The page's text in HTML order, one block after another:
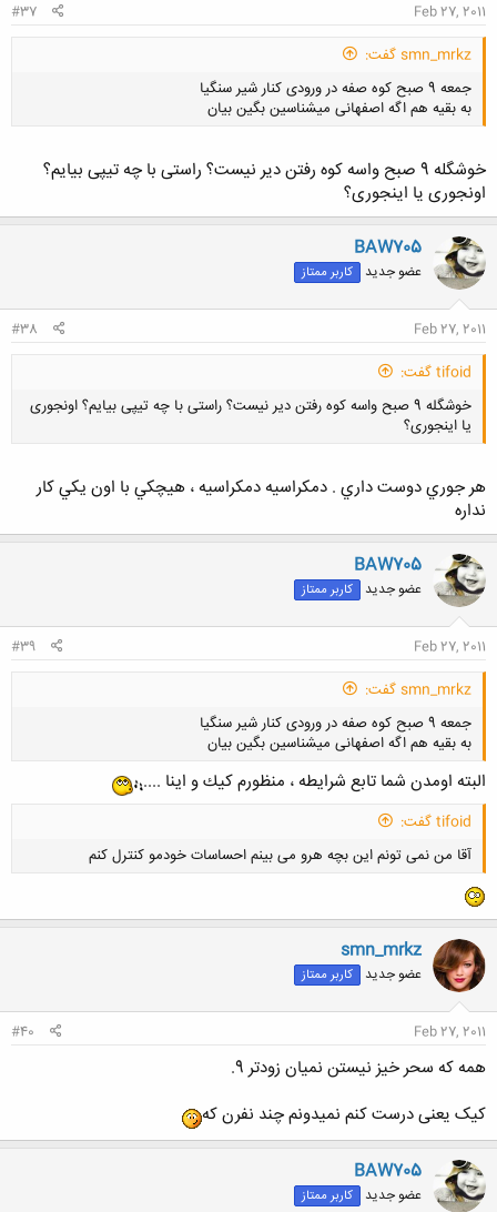
Feb 27, 2011
#37
smn_mrkz گفت:
جمعه 9 صبح کوه صفه در ورودی کنار شیر سنگیا
به بقیه هم اگه اصفهانی میشناسین بگین بیان
خوشگله 9 صبح واسه کوه رفتن دیر نیست؟ راستی با چه تیپی بیایم؟
اونجوری یا اینجوری؟
BAW705
عضو جدید کاربر ممتاز
Feb 27, 2011
#38
tifoid گفت:
خوشگله 9 صبح واسه کوه رفتن دیر نیست؟ راستی با چه تیپی بیایم؟ اونجوری
یا اینجوری؟
هر جوري دوست داري . دمكراسيه دمكراسيه ، هيچكي با اون يكي كار
نداره
BAW705
عضو جدید کاربر ممتاز
Feb 27, 2011
#39
smn_mrkz گفت:
جمعه 9 صبح کوه صفه در ورودی کنار شیر سنگیا
به بقیه هم اگه اصفهانی میشناسین بگین بیان
کلیک کنید تا باز شود...
البته اومدن شما تابع شرايطه ، منظورم كيك و اينا ....
tifoid گفت:
آقا من نمی تونم این بچه هرو می بینم احساسات خودمو کنترل کنم
smn_mrkz
عضو جدید کاربر ممتاز
Feb 27, 2011
#40
همه که سحر خیز نیستن نمیان زودتر 9.
کیک یعنی درست کنم نمیدونم چند نفرن که
BAW705
عضو جدید کاربر ممتاز